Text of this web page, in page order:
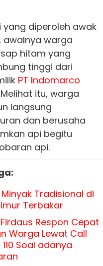
yang diperoleh awak
awalnya warga
hitam yang
tinggi dari
PT Indomarco
itu, warga
langsung
dan berusaha
api begitu
api.
Tradisional di
Terbakar
Respon Cepat
Warga Lewat Call
Soal adanya